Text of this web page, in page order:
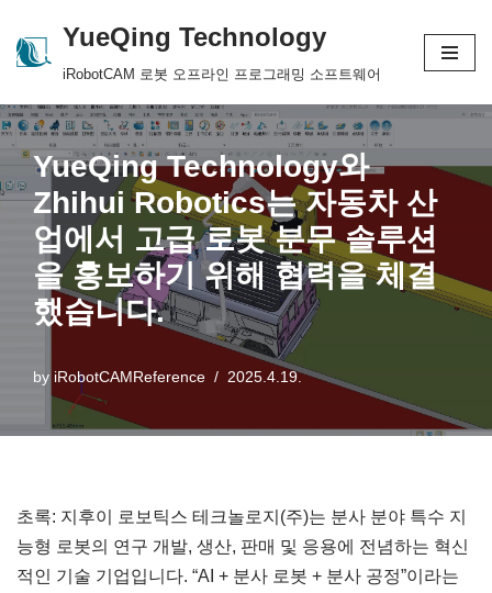
Skip
content
YueQing Technology
iRobotCAM 로봇 오프라인 프로그래밍 소프트웨어
YueQing Technology와
Zhihui Robotics는 자동차 산
업에서 고급 로봇 분무 솔루션
을 홍보하기 위해 협력을 체결
했습니다.
by iRobotCAMReference 2025.4.19.
초록: 지후이 로보틱스 테크놀로지(주)는 분사 분야 특수 지
능형 로봇의 연구 개발, 생산, 판매 및 응용에 전념하는 혁신
적인 기술 기업입니다. “AI + 분사 로봇 + 분사 공정”이라는